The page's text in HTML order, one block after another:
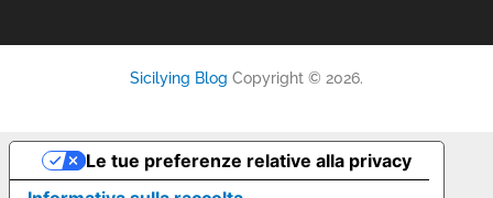
Sicilying Blog Copyright © 2026.
Le tue preferenze relative alla privacy